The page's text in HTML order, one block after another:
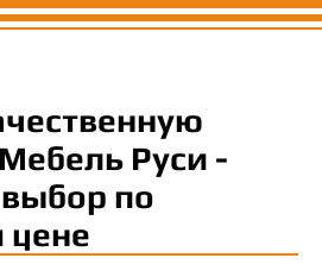
Руси -
по
цене